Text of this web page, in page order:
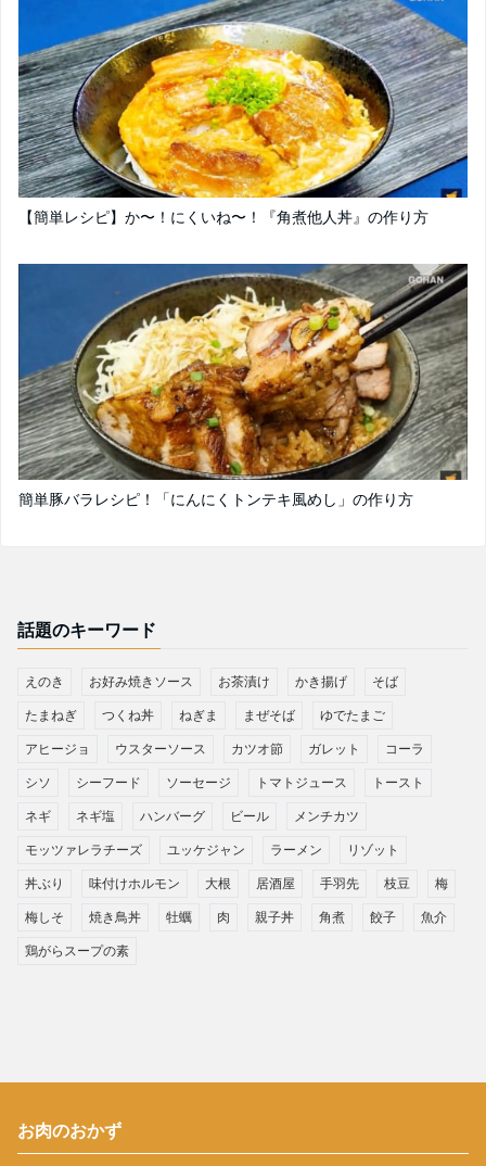
【簡単レシピ】か〜！にくいね〜！『角煮他人丼』の作り方
簡単豚バラレシピ！「にんにくトンテキ風めし」の作り方
話題のキーワード
えのき お好み焼きソース お茶漬け かき揚げ そば
たまねぎ つくね丼 ねぎま まぜそば ゆでたまご
アヒージョ ウスターソース カツオ節 ガレット コーラ
シソ シーフード ソーセージ トマトジュース トースト
ネギ ネギ塩 ハンバーグ ビール メンチカツ
モッツァレラチーズ ユッケジャン ラーメン リゾット
丼ぶり 味付けホルモン 大根 居酒屋 手羽先 枝豆 梅
梅しそ 焼き鳥丼 牡蠣 肉 親子丼 角煮 餃子 魚介
鶏がらスープの素
お肉のおかず